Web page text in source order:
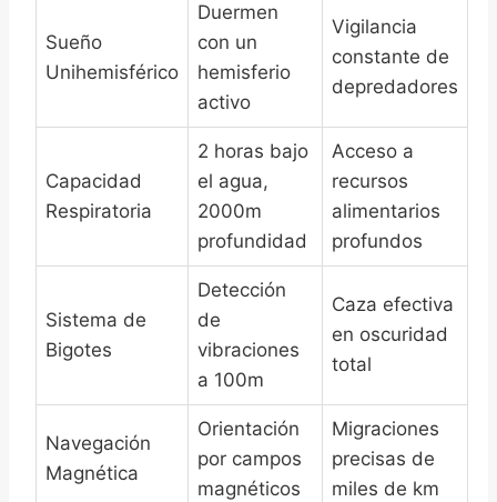
Sueño
Unihemisférico
Duermen
con un
hemisferio
activo
Vigilancia
constante de
depredadores
Capacidad
Respiratoria
2 horas bajo
el agua,
2000m
profundidad
Acceso a
recursos
alimentarios
profundos
Sistema de
Bigotes
Detección
de
vibraciones
a 100m
Caza efectiva
en oscuridad
total
Navegación
Magnética
Orientación
por campos
magnéticos
Migraciones
precisas de
miles de km